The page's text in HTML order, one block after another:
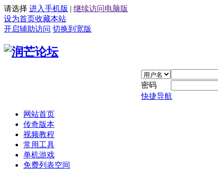
请选择 进入手机版 | 继续访问电脑版
设为首页收藏本站
开启辅助访问 切换到宽版
密码
快捷导航
网站首页
传奇版本
视频教程
常用工具
单机游戏
免费列表空间